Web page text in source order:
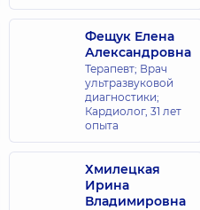
Фещук Елена
Александровна
Терапевт; Врач
ультразвуковой
диагностики;
Кардиолог, 31 лет
опыта
Хмилецкая
Ирина
Владимировна